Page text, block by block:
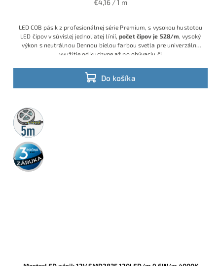
€4,16 / 1 m
Do košíka
LED COB pásik z profesionálnej série Premium, s vysokou hustotou
LED čipov v súvislej jednoliatej línií,počet čipov je 528/m, vysoký
výkon s neutrálnou Dennou bielou farbou svetla pre univerzálne
využitie od kuchyne až po obývaciu či
5m
rolka
3 roky
záruka